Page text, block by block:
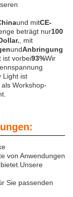
und mitCE-
beträgt nur100
, mit
undAnbringung
ist vorbei93%Wir
Light ist
Workshop-
von Anwendungen
Sie passenden